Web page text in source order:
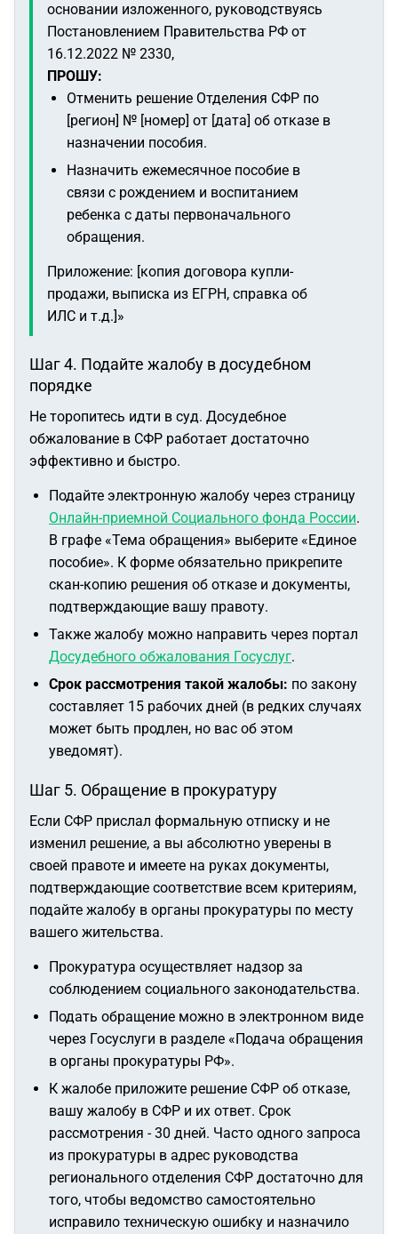
основании изложенного, руководствуясь
Постановлением Правительства РФ от
16.12.2022 № 2330,
ПРОШУ:
Отменить решение Отделения СФР по
[регион] № [номер] от [дата] об отказе в
назначении пособия.
Назначить ежемесячное пособие в
связи с рождением и воспитанием
ребенка с даты первоначального
обращения.
Приложение: [копия договора купли-
продажи, выписка из ЕГРН, справка об
ИЛС и т.д.]»
Шаг 4. Подайте жалобу в досудебном
порядке
Не торопитесь идти в суд. Досудебное
обжалование в СФР работает достаточно
эффективно и быстро.
Подайте электронную жалобу через страницу
Онлайн-приемной Социального фонда России.
В графе «Тема обращения» выберите «Единое
пособие». К форме обязательно прикрепите
скан-копию решения об отказе и документы,
подтверждающие вашу правоту.
Также жалобу можно направить через портал
Досудебного обжалования Госуслуг.
Срок рассмотрения такой жалобы: по закону
составляет 15 рабочих дней (в редких случаях
может быть продлен, но вас об этом
уведомят).
Шаг 5. Обращение в прокуратуру
Если СФР прислал формальную отписку и не
изменил решение, а вы абсолютно уверены в
своей правоте и имеете на руках документы,
подтверждающие соответствие всем критериям,
подайте жалобу в органы прокуратуры по месту
вашего жительства.
Прокуратура осуществляет надзор за
соблюдением социального законодательства.
Подать обращение можно в электронном виде
через Госуслуги в разделе «Подача обращения
в органы прокуратуры РФ».
К жалобе приложите решение СФР об отказе,
вашу жалобу в СФР и их ответ. Срок
рассмотрения - 30 дней. Часто одного запроса
из прокуратуры в адрес руководства
регионального отделения СФР достаточно для
того, чтобы ведомство самостоятельно
исправило техническую ошибку и назначило